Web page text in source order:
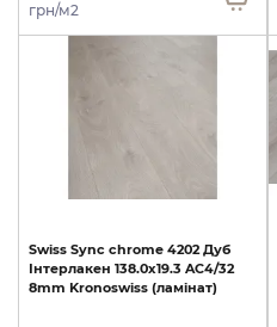
грн/м2
Swiss Sync chrome 4202 Дуб
Інтерлакен 138.0х19.3 AC4/32
8mm Kronoswiss (ламінат)